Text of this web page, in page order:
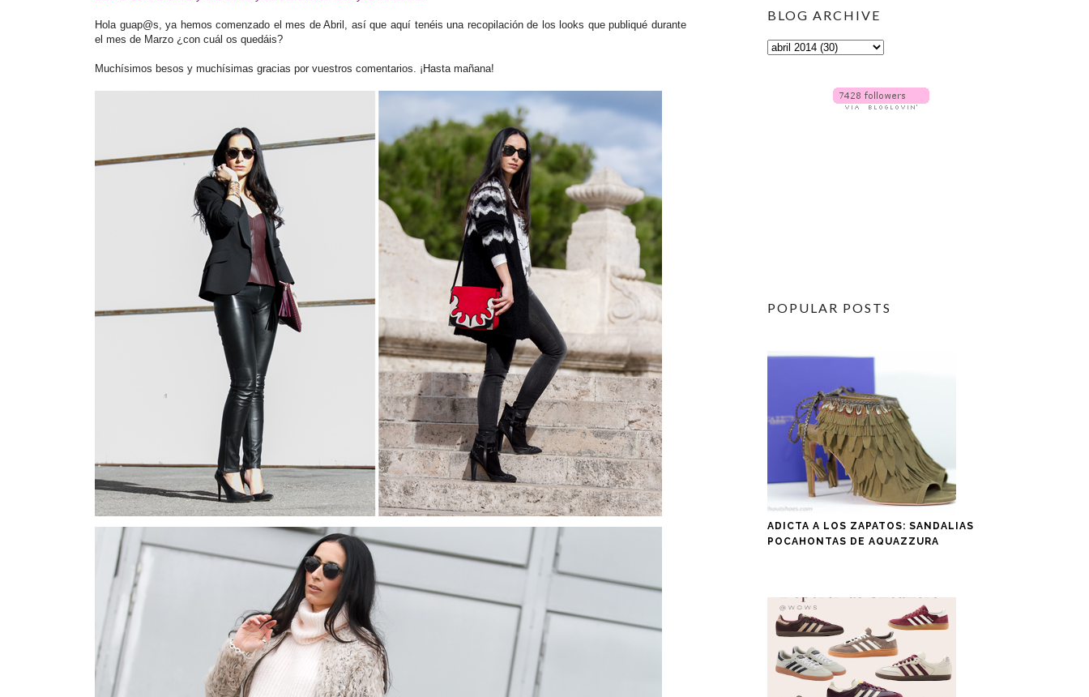
Hola guap@s, ya hemos comenzado el mes de Abril, así que aquí tenéis una recopilación de los looks que publiqué durante
el mes de Marzo ¿con cuál os quedáis?
Muchísimos besos y muchísimas gracias por vuestros comentarios. ¡Hasta mañana!
BLOG ARCHIVE
POPULAR POSTS
ADICTA A LOS ZAPATOS: SANDALIAS
POCAHONTAS DE AQUAZZURA